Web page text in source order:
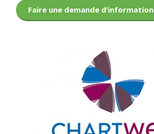
Faire une demande d’information